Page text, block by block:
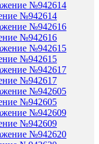
№942614
№942616
№942615
№942617
№942605
№942609